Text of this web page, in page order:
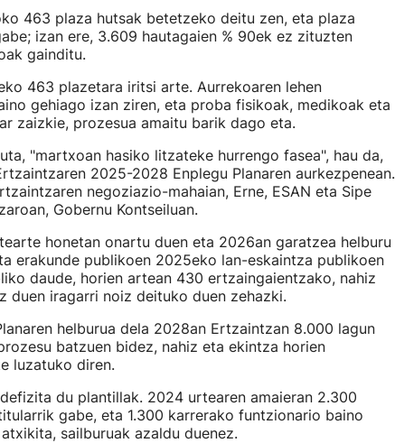
463 plaza hutsak betetzeko deitu zen, eta plaza
izan ere, 3.609 hautagaien % 90ek ez zituzten
gainditu.
463 plazetara iritsi arte. Aurrekoaren lehen
gehiago izan ziren, eta proba fisikoak, medikoak eta
zaizkie, prozesua amaitu barik dago eta.
"martxoan hasiko litzateke hurrengo fasea", hau da,
2025-2028 Enplegu Planaren aurkezpenean.
negoziazio-mahaian, Erne, ESAN eta Sipe
Gobernu Kontseiluan.
honetan onartu duen eta 2026an garatzea helburu
erakunde publikoen 2025eko lan-eskaintza publikoen
daude, horien artean 430 ertzaingaientzako, nahiz
duen iragarri noiz deituko duen zehazki.
helburua dela 2028an Ertzaintzan 8.000 lagun
batzuen bidez, nahiz eta ekintza horien
luzatuko diren.
du plantillak. 2024 urtearen amaieran 2.300
gabe, eta 1.300 karrerako funtzionario baino
sailburuak azaldu duenez.